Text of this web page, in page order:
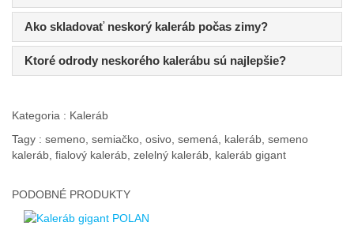
Ako skladovať neskorý kaleráb počas zimy?
Ktoré odrody neskorého kalerábu sú najlepšie?
Kategoria : Kaleráb
Tagy : semeno, semiačko, osivo, semená, kaleráb, semeno
kaleráb, fialový kaleráb, zelelný kaleráb, kaleráb gigant
PODOBNÉ PRODUKTY